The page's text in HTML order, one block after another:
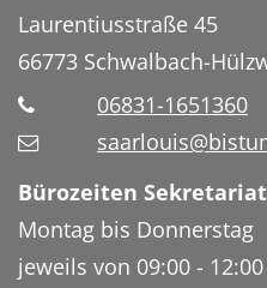
Laurentiusstraße 45
66773 Schwalbach-
06831-1651360
Bürozeiten Sekretariat
Montag bis Donnerstag
jeweils von 09:00 -